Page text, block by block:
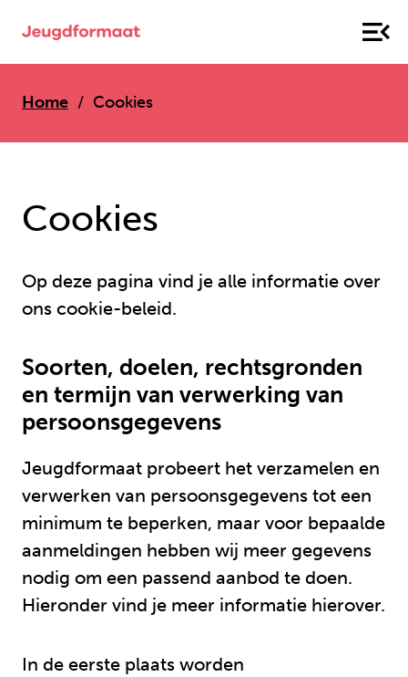
Home Cookies
Cookies
Op deze pagina vind je alle informatie over
ons cookie-beleid.
Soorten, doelen, rechtsgronden
en termijn van verwerking van
persoonsgegevens
Jeugdformaat probeert het verzamelen en
verwerken van persoonsgegevens tot een
minimum te beperken, maar voor bepaalde
aanmeldingen hebben wij meer gegevens
nodig om een passend aanbod te doen.
Hieronder vind je meer informatie hierover.
In de eerste plaats worden